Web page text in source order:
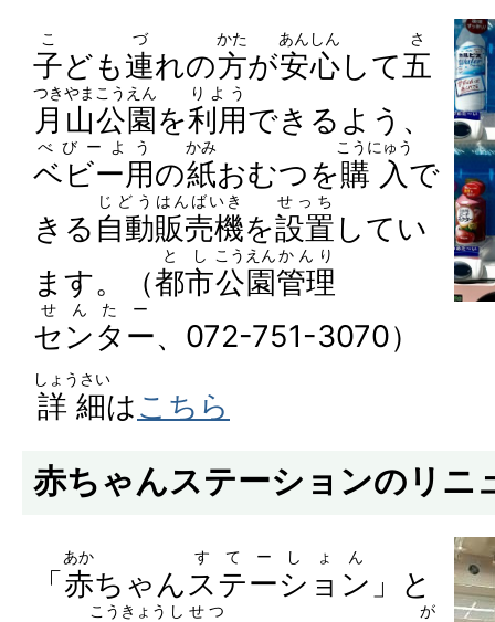
子
こ
ども連
づ
れの方
かた
が安心
あんしん
して五
さ
月山
つきやま
公園
こうえん
を利用
りよう
できるよう、
ベビー用
べびーよう
の紙
かみ
おむつを購入
こうにゅう
で
きる 自動
じどう
販売機
はんばいき
を設置
せっち
してい
ます。（都市
とし
公園
こうえん
管理
かんり
センター
せんたー
、072-751-3070）
詳細
しょうさい
はこちら
赤ちゃんステーションのリニ
「赤
あか
ちゃんステーション
すてーしょん
」と
こうきょう しせつ が